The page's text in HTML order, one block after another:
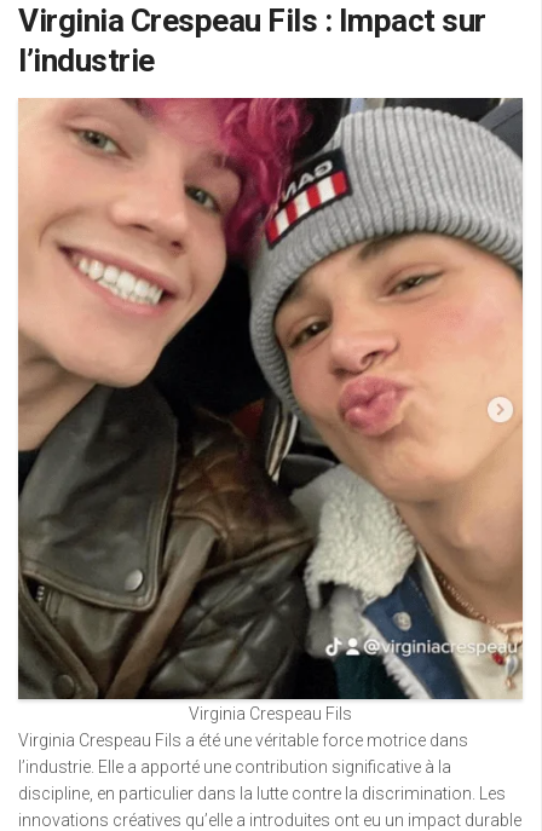
Virginia Crespeau Fils : Impact sur
l’industrie
Virginia Crespeau Fils
Virginia Crespeau Fils a été une véritable force motrice dans
l’industrie. Elle a apporté une contribution significative à la
discipline, en particulier dans la lutte contre la discrimination. Les
innovations créatives qu’elle a introduites ont eu un impact durable